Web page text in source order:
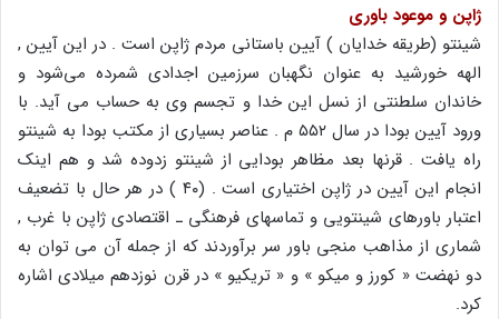
ژاپن و موعود باوری
شینتو (طریقه خدایان ) آیین باستانی مردم ژاپن است . در این آیین ,
الهه خورشید به عنوان نگهبان سرزمین اجدادی شمرده می‌شود و
خاندان سلطنتی از نسل این خدا و تجسم وی به حساب می آید. با
ورود آیین بودا در سال ۵۵۲ م . عناصر بسیاری از مکتب بودا به شینتو
راه یافت . قرنها بعد مظاهر بودایی از شینتو زدوده شد و هم اینک
انجام این آیین در ژاپن اختیاری است . (۴۰ ) در هر حال با تضعیف
اعتبار باورهای شینتویی و تماسهای فرهنگی ـ اقتصادی ژاپن با غرب ,
شماری از مذاهب منجی باور سر برآوردند که از جمله آن می توان به
دو نهضت « کورز و میکو » و « تریکیو » در قرن نوزدهم میلادی اشاره
کرد.